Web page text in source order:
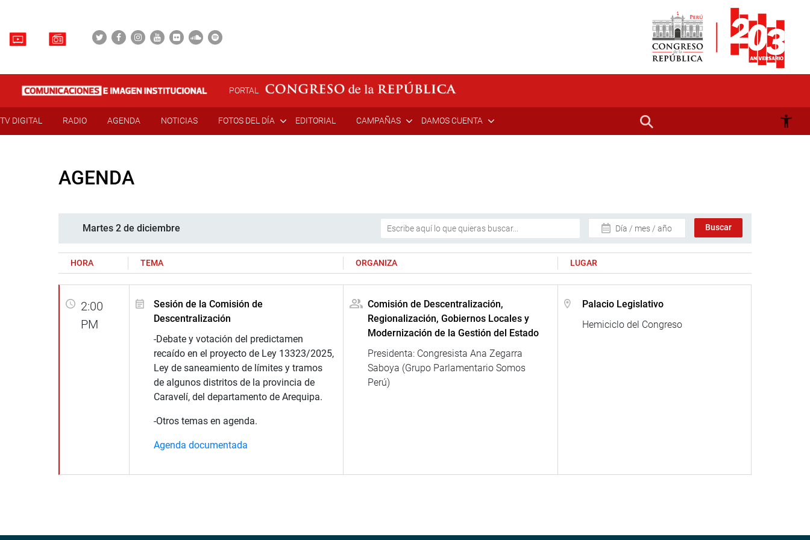
PORTAL
TV DIGITAL RADIO AGENDA NOTICIAS FOTOS DEL DÍA EDITORIAL CAMPAÑAS DAMOS CUENTA
AGENDA
Martes 2 de diciembre Día / mes / año
HORA TEMA ORGANIZA LUGAR
2:00
PM
Sesión de la Comisión de
Descentralización
-Debate y votación del predictamen
recaído en el proyecto de Ley 13323/2025,
Ley de saneamiento de límites y tramos
de algunos distritos de la provincia de
Caravelí, del departamento de Arequipa.
-Otros temas en agenda.
Agenda documentada
Comisión de Descentralización,
Regionalización, Gobiernos Locales y
Modernización de la Gestión del Estado
Presidenta: Congresista Ana Zegarra
Saboya (Grupo Parlamentario Somos
Perú)
Palacio Legislativo
Hemiciclo del Congreso